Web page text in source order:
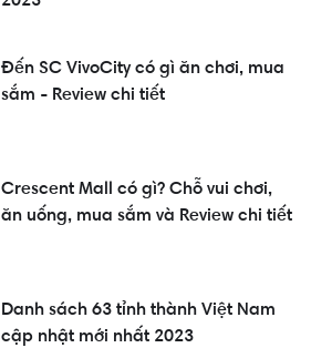
Đến SC VivoCity có gì ăn chơi, mua
sắm - Review chi tiết
Crescent Mall có gì? Chỗ vui chơi,
ăn uống, mua sắm và Review chi tiết
Danh sách 63 tỉnh thành Việt Nam
cập nhật mới nhất 2023